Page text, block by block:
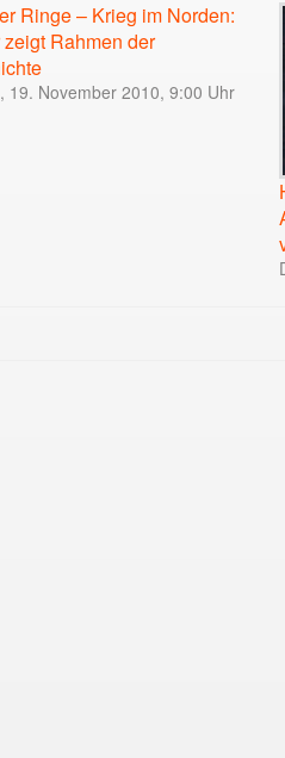
Ringe – Krieg im Norden:
Rahmen der
19. November 2010, 9:00 Uhr